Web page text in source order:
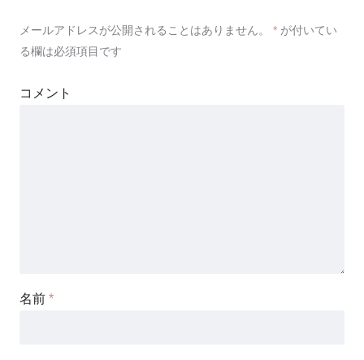
メールアドレスが公開されることはありません。 * が付いてい
る欄は必須項目です
コメント
名前 *